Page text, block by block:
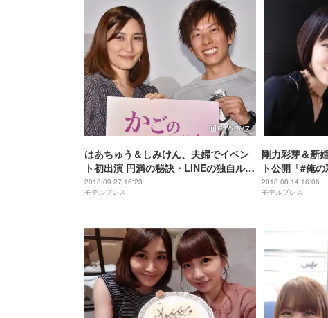
はあちゅう＆しみけん、夫婦でイベン
ト初出演 円満の秘訣・LINEの独自ルー
ルを明かす
2018.09.27 16:23
モデルプレス
剛力彩芽＆新
ト公開「#俺
彩芽ちゃんも
2018.08.14 16:06
モデルプレス